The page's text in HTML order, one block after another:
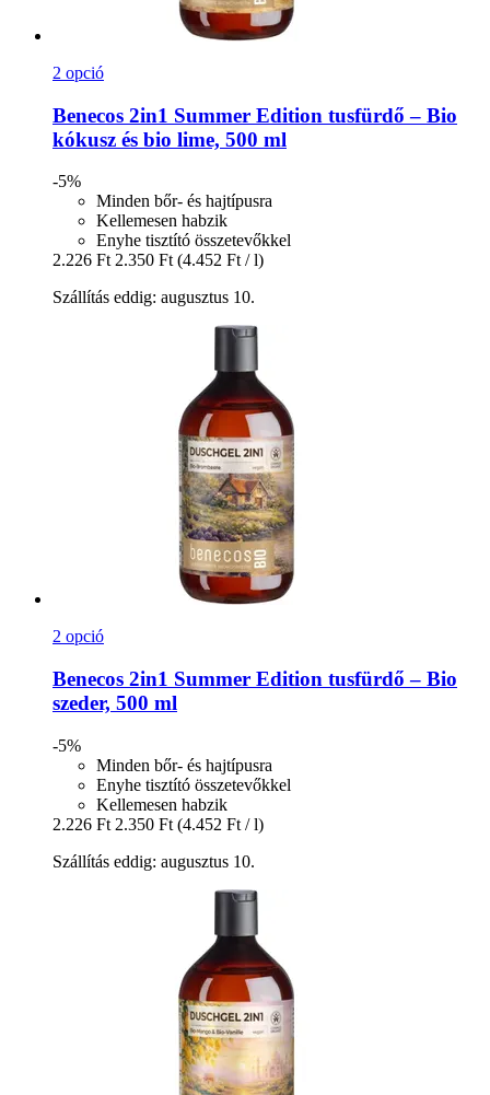
2 opció
Benecos 2in1 Summer Edition tusfürdő – Bio
kókusz és bio lime, 500 ml
-5%
Minden bőr- és hajtípusra
Kellemesen habzik
Enyhe tisztító összetevőkkel
2.226 Ft 2.350 Ft (4.452 Ft / l)
Szállítás eddig: augusztus 10.
2 opció
Benecos 2in1 Summer Edition tusfürdő – Bio
szeder, 500 ml
-5%
Minden bőr- és hajtípusra
Enyhe tisztító összetevőkkel
Kellemesen habzik
2.226 Ft 2.350 Ft (4.452 Ft / l)
Szállítás eddig: augusztus 10.